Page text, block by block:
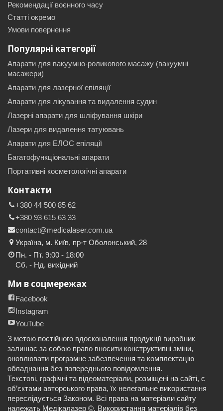
Рекомендації воєнного часу
Статті окремо
Умови повернення
Популярні категорії
Апарати для вакуумно-роликового масажу (вакуумні
масажери)
Апарати для лазерної епіляції
Апарати для лікування та видалення судин
Лазерні апарати для шліфування шкіри
Лазери для видалення татуювань
Апарати для ЕЛОС епіляції
Багатофункціональні апарати
Портативні косметологічні апарати
Контакти
+380 44 500 85 62
+380 93 615 63 33
contact@medicalaser.com.ua
Україна, м. Київ, пр-т Оболонський, 28
Пн. - Пт. 9:00 - 18:00
Сб. - Нд. вихідний
Ми в соцмережах
Facebook
Instagram
YouTube
З метою постійного вдосконалення продукції виробник
залишає за собою право вносити конструктивні зміни,
оновлювати програмне забезпечення та комплектацію
обладнання без попереднього повідомлення.
Текстові, графічні та відеоматеріали, розміщені на сайті, є
об’єктами авторського права, їх нелегальне використання
переслідується Законом. Всі права на матеріали сайту
належать Медікалазер ©. Використання матеріалів без